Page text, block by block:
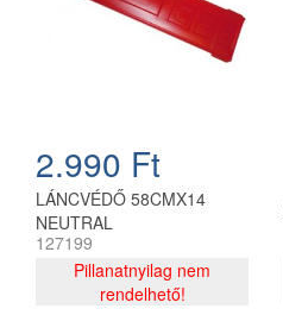
2.990 Ft
LÁNCVÉDŐ 58CMX14
NEUTRAL
127199
Pillanatnyilag nem
rendelhető!